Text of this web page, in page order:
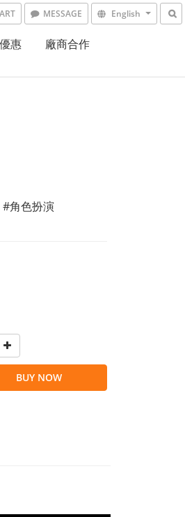
MESSAGE English
惠 廠商合作
角色扮演
BUY NOW